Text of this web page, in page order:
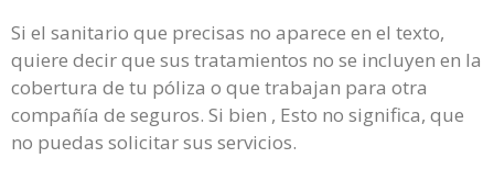
Si el sanitario que precisas no aparece en el texto,
quiere decir que sus tratamientos no se incluyen en la
cobertura de tu póliza o que trabajan para otra
compañía de seguros. Si bien , Esto no significa, que
no puedas solicitar sus servicios.